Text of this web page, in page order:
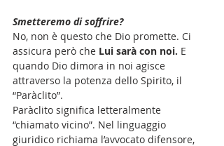
Smetteremo di soffrire?
No, non è questo che Dio promette. Ci
assicura però che Lui sarà con noi. E
quando Dio dimora in noi agisce
attraverso la potenza dello Spirito, il
“Paràclito”.
Paràclito significa letteralmente
“chiamato vicino”. Nel linguaggio
giuridico richiama l’avvocato difensore,